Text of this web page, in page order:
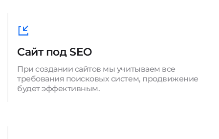
Сайт под SEO
При создании сайтов мы учитываем все
требования поисковых систем, продвижение
будет эффективным.